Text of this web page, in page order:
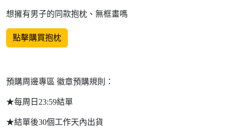
想擁有男子的同款抱枕、無框畫嗎
點擊購買抱枕
預購周邊專區 徽章預購規則：
★每周日23:59結單
★結單後30個工作天內出貨